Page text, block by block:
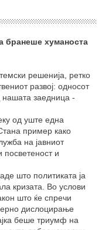
бранеше хуманоста
решенија, ретко
развој: односот
заедница -
од уште една
пример како
на јавниот
посветеност и
што политиката ја
кризата. Во услови
што ќе спречи
дислоцирање
беше триумф на